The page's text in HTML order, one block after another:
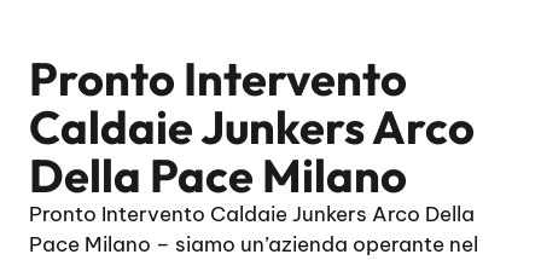
Pronto Intervento
Caldaie Junkers Arco
Della Pace Milano
Pronto Intervento Caldaie Junkers Arco Della
Pace Milano – siamo un’azienda operante nel